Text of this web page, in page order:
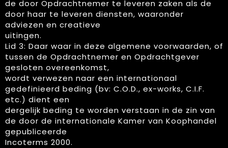
Lampen en Gereedschap
Levensmiddelen
Paraplu's
Persoonlijke verzorging
Reisbenodigdheden
Schrijfwaren
Blazers
Peuters en Baby's
Regenkleding
Kledingaccessoires
Handschoenen en Sjaals
Caps, Hoeden en Mutsen
Zorg
de door Opdrachtnemer te leveren zaken als de
door haar te leveren diensten, waaronder
adviezen en creatieve
uitingen.
Lid 3: Daar waar in deze algemene voorwaarden, of
tussen de Opdrachtnemer en Opdrachtgever
gesloten overeenkomst,
wordt verwezen naar een internationaal
gedefinieerd beding (bv: C.O.D., ex-works, C.I.F.
etc.) dient een
dergelijk beding te worden verstaan in de zin van
de door de internationale Kamer van Koophandel
gepubliceerde
Incoterms 2000.